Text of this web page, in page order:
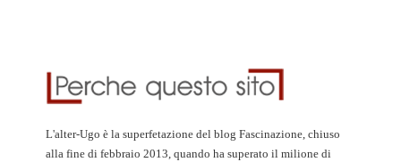
L'alter-Ugo è la superfetazione del blog Fascinazione, chiuso
alla fine di febbraio 2013, quando ha superato il milione di